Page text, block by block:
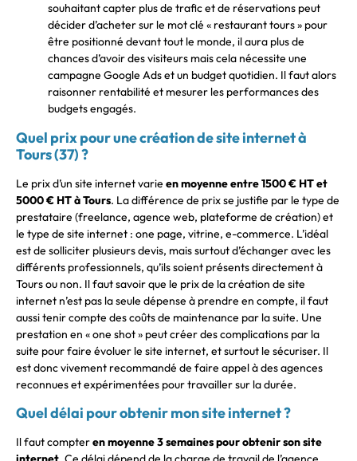
souhaitant capter plus de trafic et de réservations peut
décider d’acheter sur le mot clé « restaurant tours » pour
être positionné devant tout le monde, il aura plus de
chances d’avoir des visiteurs mais cela nécessite une
campagne Google Ads et un budget quotidien. Il faut alors
raisonner rentabilité et mesurer les performances des
budgets engagés.
Quel prix pour une création de site internet à
Tours (37) ?
Le prix d’un site internet varie en moyenne entre 1500 € HT et
5000 € HT à Tours. La différence de prix se justifie par le type de
prestataire (freelance, agence web, plateforme de création) et
le type de site internet : one page, vitrine, e-commerce. L’idéal
est de solliciter plusieurs devis, mais surtout d’échanger avec les
différents professionnels, qu’ils soient présents directement à
Tours ou non. Il faut savoir que le prix de la création de site
internet n’est pas la seule dépense à prendre en compte, il faut
aussi tenir compte des coûts de maintenance par la suite. Une
prestation en « one shot » peut créer des complications par la
suite pour faire évoluer le site internet, et surtout le sécuriser. Il
est donc vivement recommandé de faire appel à des agences
reconnues et expérimentées pour travailler sur la durée.
Quel délai pour obtenir mon site internet ?
Il faut compteren moyenne 3 semaines pour obtenir son site